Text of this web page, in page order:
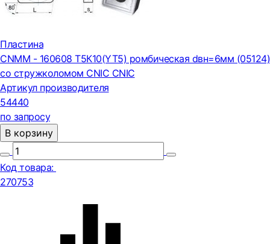
Пластина
CNMM - 160608 Т5К10(YT5) ромбическая dвн=6мм (05124)
со стружколомом CNIC CNIC
Артикул производителя
54440
по запросу
В корзину
Код товара:
270753